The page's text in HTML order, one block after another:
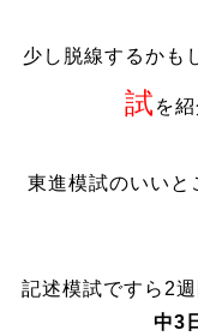
少し脱線するかも
試 を
東進模試のいいと
記述模試ですら2
中3